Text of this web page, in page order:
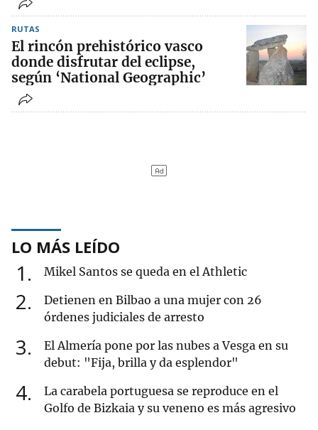
RUTAS
El rincón prehistórico vasco
donde disfrutar del eclipse,
según ‘National Geographic’
LO MÁS LEÍDO
1 Mikel Santos se queda en el Athletic
2
Detienen en Bilbao a una mujer con 26
órdenes judiciales de arresto
3
El Almería pone por las nubes a Vesga en su
debut: "Fija, brilla y da esplendor"
4
La carabela portuguesa se reproduce en el
Golfo de Bizkaia y su veneno es más agresivo